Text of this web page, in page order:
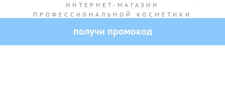
ИНТЕРНЕТ-МАГАЗИН
ПРОФЕССИОНАЛЬНОЙ КОСМЕТИКИ
получи промокод